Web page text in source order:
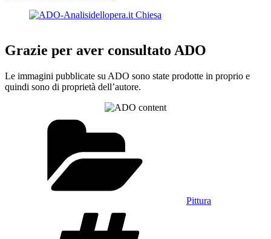
Grazie per aver consultato ADO
Le immagini pubblicate su ADO sono state prodotte in proprio e
quindi sono di proprietà dell’autore.
Pittura